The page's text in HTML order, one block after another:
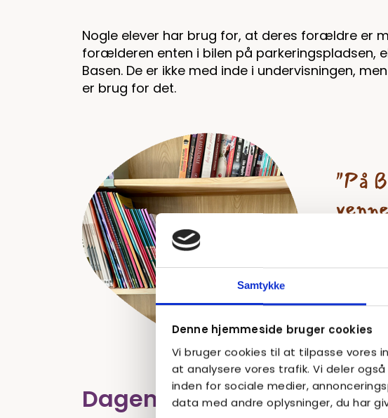
Samtykke
Denne hjemmeside bruger cookies
Vi bruger cookies til at tilpasse vores
at analysere vores trafik. Vi deler
inden for sociale medier,
data med andre oplysninger, du har
Nogle elever har brug for, at deres forældre er
forælderen enten i bilen på parkeringspladsen,
Basen. De er ikke med inde i undervisningen,
er brug for det.
"På
lære
– Elev på
Dagens start på Basen